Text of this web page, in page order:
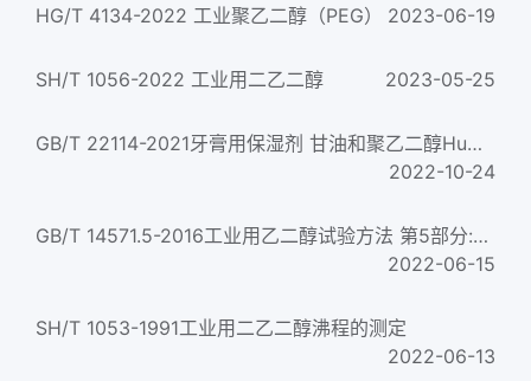
HG/T 4134-2022 工业聚乙二醇（PEG） 2023-06-19
SH/T 1056-2022 工业用二乙二醇 2023-05-25
GB/T 22114-2021牙膏用保湿剂 甘油和聚乙二醇Humectants for toothpastes. Glycerin and polyethylene glycol...
2022-10-24
GB/T 14571.5-2016工业用乙二醇试验方法 第5部分:氯离子的测定 离子色谱法
2022-06-15
SH/T 1053-1991工业用二乙二醇沸程的测定
2022-06-13